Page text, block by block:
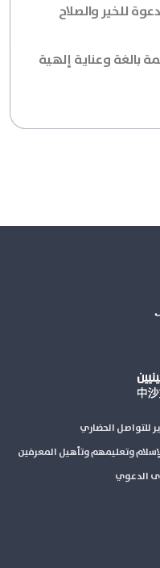
للخير والصلاح
بالغة وعناية إلهية
للتواصل الحضاري
وتعليمهم وتأهيل المعرفين
الدعوي